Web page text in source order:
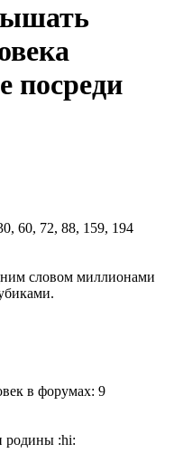
посреди
словом миллионами
родины :hi: